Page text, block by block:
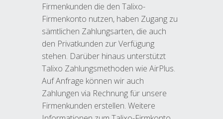
Firmenkunden die den Talixo-
Firmenkonto nutzen, haben Zugang zu
sämtlichen Zahlungsarten, die auch
den Privatkunden zur Verfügung
stehen. Darüber hinaus unterstützt
Talixo Zahlungsmethoden wie AirPlus.
Auf Anfrage können wir auch
Zahlungen via Rechnung für unsere
Firmenkunden erstellen. Weitere